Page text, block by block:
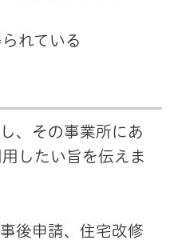
れている
、その事業所にあ
したい旨を伝えま
後申請、住宅改修